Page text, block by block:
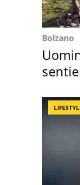
Bolzano